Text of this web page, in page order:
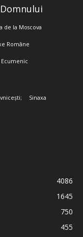
de la Moscova
Române
Sinaxa
4086
1645
750
455